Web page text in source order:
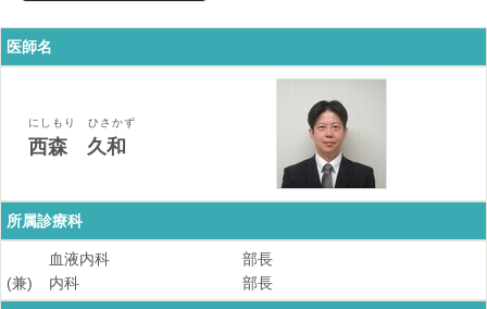
医師名
にしもり ひさかず
西森 久和
所属診療科
血液内科
部長
(兼)
内科 部長